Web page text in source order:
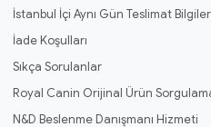
İstanbul İçi Aynı Gün Teslimat
İade Koşulları
Sıkça Sorulanlar
Royal Canin Orijinal Ürün
N&D Beslenme Danışmanı Hizmeti